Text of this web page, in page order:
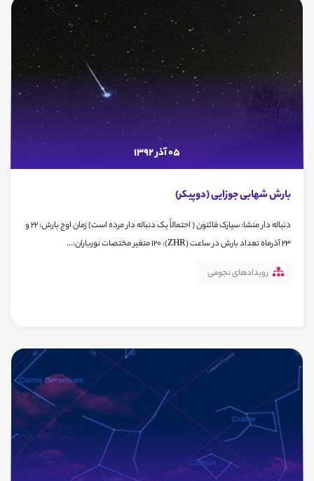
05 آذر 1392
بارش شهابی جوزایی (دوپیکر)
دنباله دار منشا: سیارک فائتون ( احتمالاً یک دنباله دار مرده است) زمان اوج بارش: 22 و
23 آذرماه تعداد بارش در ساعت (ZHR): 120 متغیر مختصات نورباران:...
رویدادهای نجومی